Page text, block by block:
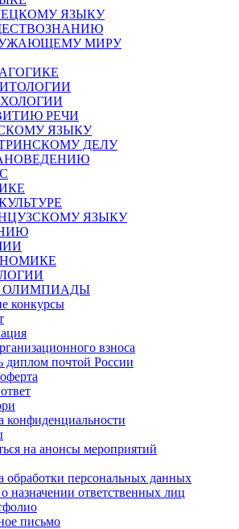
ЯЗЫКУ
МИРУ
РЕЧИ
ЯЗЫКУ
ДЕЛУ
ЯЗЫКУ
ОЛИМПИАДЫ
конкурсы
взноса
диплом почтой России
конфиденциальности
на анонсы мероприятий
обработки персональных данных
назначении ответственных лиц
письмо